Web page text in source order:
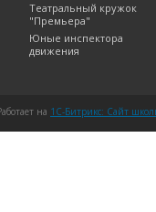
Театральный кружок
"Премьера"
Юные инспектора
движения
на 1C-Битрикс: Сайт